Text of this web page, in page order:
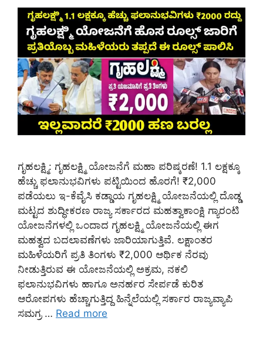
ಗೃಹಲಕ್ಷ್ಮಿ: ಗೃಹಲಕ್ಷ್ಮಿ ಯೋಜನೆಗೆ ಮಹಾ ಪರಿಷ್ಕರಣೆ! 1.1 ಲಕ್ಷಕ್ಕೂ
ಹೆಚ್ಚು ಫಲಾನುಭವಿಗಳು ಪಟ್ಟಿಯಿಂದ ಹೊರಗೆ! ₹2,000
ಪಡೆಯಲು ಇ-ಕೆವೈಸಿ ಕಡ್ಡಾಯ ಗೃಹಲಕ್ಷ್ಮಿ ಯೋಜನೆಯಲ್ಲಿ ದೊಡ್ಡ
ಮಟ್ಟದ ಶುದ್ಧೀಕರಣ ರಾಜ್ಯ ಸರ್ಕಾರದ ಮಹತ್ವಾಕಾಂಕ್ಷಿ ಗ್ಯಾರಂಟಿ
ಯೋಜನೆಗಳಲ್ಲಿ ಒಂದಾದ ಗೃಹಲಕ್ಷ್ಮಿ ಯೋಜನೆಯಲ್ಲಿ ಈಗ
ಮಹತ್ವದ ಬದಲಾವಣೆಗಳು ಜಾರಿಯಾಗುತ್ತಿವೆ. ಲಕ್ಷಾಂತರ
ಮಹಿಳೆಯರಿಗೆ ಪ್ರತಿ ತಿಂಗಳು ₹2,000 ಆರ್ಥಿಕ ನೆರವು
ನೀಡುತ್ತಿರುವ ಈ ಯೋಜನೆಯಲ್ಲಿ ಅಕ್ರಮ, ನಕಲಿ
ಫಲಾನುಭವಿಗಳು ಹಾಗೂ ಅನರ್ಹರ ಸೇರ್ಪಡೆ ಕುರಿತ
ಆರೋಪಗಳು ಹೆಚ್ಚಾಗುತ್ತಿದ್ದ ಹಿನ್ನೆಲೆಯಲ್ಲಿ ಸರ್ಕಾರ ರಾಜ್ಯವ್ಯಾಪಿ
ಸಮಗ್ರ … Read more